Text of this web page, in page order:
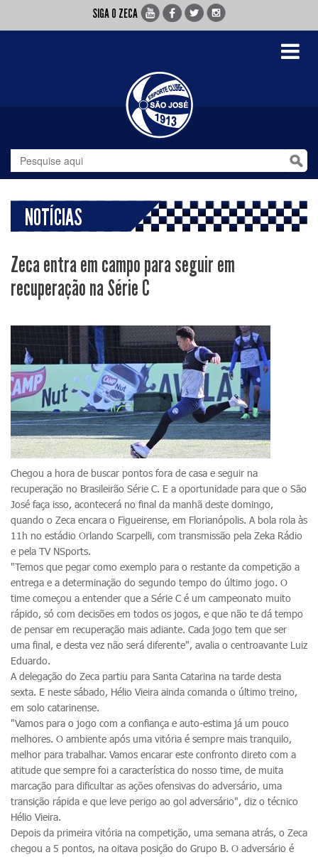
SIGA O ZECA
Toggle
NOTÍCIAS
Zeca entra em campo para seguir em
recuperação na Série C
Chegou a hora de buscar pontos fora de casa e seguir na
recuperação no Brasileirão Série C. E a oportunidade para que o São
José faça isso, acontecerá no final da manhã deste domingo,
quando o Zeca encara o Figueirense, em Florianópolis. A bola rola às
11h no estádio Orlando Scarpelli, com transmissão pela Zeka Rádio
e pela TV NSports.
"Temos que pegar como exemplo para o restante da competição a
entrega e a determinação do segundo tempo do último jogo. O
time começou a entender que a Série C é um campeonato muito
rápido, só com decisões em todos os jogos, e que não te dá tempo
de pensar em recuperação mais adiante. Cada jogo tem que ser
uma final, e desta vez não será diferente", avalia o centroavante Luiz
Eduardo.
A delegação do Zeca partiu para Santa Catarina na tarde desta
sexta. E neste sábado, Hélio Vieira ainda comanda o último treino,
em solo catarinense.
"Vamos para o jogo com a confiança e auto-estima já um pouco
melhores. O ambiente após uma vitória é sempre mais tranquilo,
melhor para trabalhar. Vamos encarar este confronto direto com a
atitude que sempre foi a característica do nosso time, de muita
marcação para dificultar as ações ofensivas do adversário, uma
transição rápida e que leve perigo ao gol adversário", diz o técnico
Hélio Vieira.
Depois da primeira vitória na competição, uma semana atrás, o Zeca
chegou a 5 pontos, na oitava posição do Grupo B. O adversário é